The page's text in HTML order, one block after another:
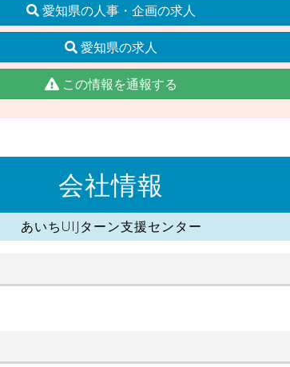
愛知県の人事・企画の求人
愛知県の求人
この情報を通報する
会社情報
あいちUIJターン支援センター